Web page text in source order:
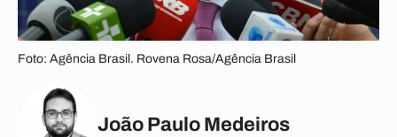
Foto: Agência Brasil. Rovena Rosa/Agência Brasil
João Paulo Medeiros